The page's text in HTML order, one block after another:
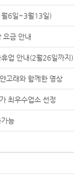
월6일~3월13일)
요금 안내
업 안내(2월26일까지)
고래와 함께한 영상
최우수업소 선정
능